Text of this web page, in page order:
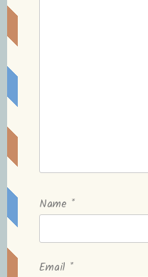
Name *
Email *